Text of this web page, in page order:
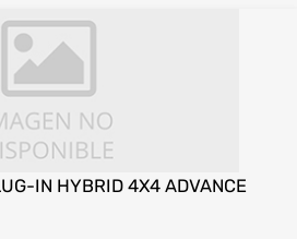
IN HYBRID 4X4 ADVANCE